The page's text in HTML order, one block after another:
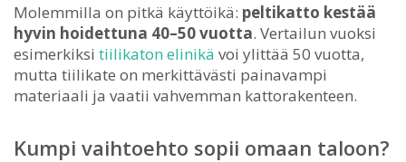
Molemmilla on pitkä käyttöikä: peltikatto kestää
hyvin hoidettuna 40–50 vuotta. Vertailun vuoksi
esimerkiksi tiilikaton elinikä voi ylittää 50 vuotta,
mutta tiilikate on merkittävästi painavampi
materiaali ja vaatii vahvemman kattorakenteen.
Kumpi vaihtoehto sopii omaan taloon?